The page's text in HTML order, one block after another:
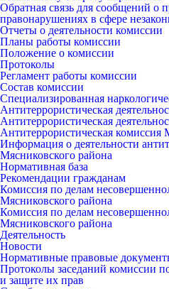
Обратная связь для сообщений о
правонарушениях в сфере
Отчеты о деятельности комиссии
Планы работы комиссии
Положение о комиссии
Протоколы
Регламент работы комиссии
Состав комиссии
Специализированная
Антитеррористическая
Антитеррористическая
Антитеррористическая комиссия
Информация о деятельности
Мясниковского района
Нормативная база
Рекомендации гражданам
Комиссия по делам
Мясниковского района
Комиссия по делам
Мясниковского района
Деятельность
Новости
Нормативные правовые
Протоколы заседаний комиссии
и защите их прав